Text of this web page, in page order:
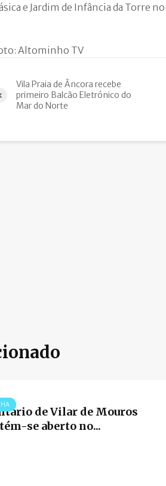
e Jardim de Infância da Torre
Altominho TV
Vila Praia de Âncora recebe
primeiro Balcão Eletrónico do
Mar do Norte
de Vilar de Mouros
se aberto no...